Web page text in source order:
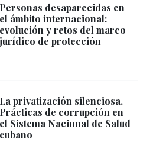
Personas desaparecidas en
el ámbito internacional:
evolución y retos del marco
jurídico de protección
La privatización silenciosa.
Prácticas de corrupción en
el Sistema Nacional de Salud
cubano